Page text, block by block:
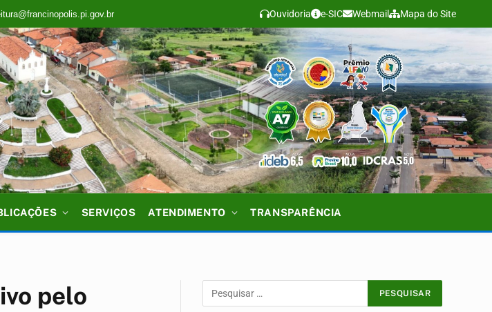
Ouvidoria e-SIC Webmail Mapa do Site
SERVIÇOS ATENDIMENTO TRANSPARÊNCIA
pelo